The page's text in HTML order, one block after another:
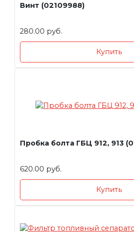
Винт (02109988)
280.00 руб.
Купить
Пробка болта ГБЦ 912, 913
620.00 руб.
Купить